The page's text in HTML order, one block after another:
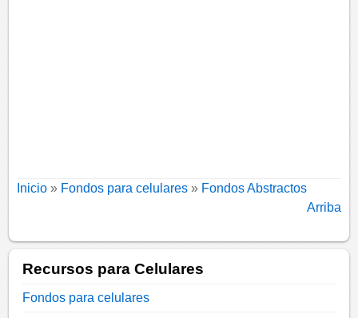
Inicio » Fondos para celulares » Fondos Abstractos
Arriba
Recursos para Celulares
Fondos para celulares